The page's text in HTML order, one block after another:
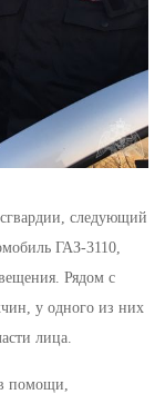
следующий
ГАЗ-3110,
Рядом с
у одного из них
лица.
помощи,